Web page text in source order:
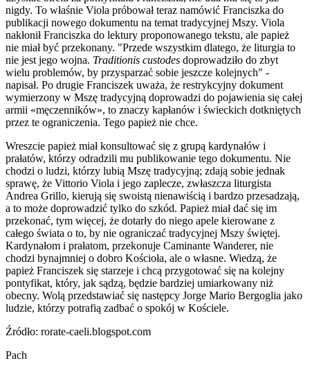
nigdy. To właśnie Viola próbował teraz namówić Franciszka do
publikacji nowego dokumentu na temat tradycyjnej Mszy. Viola
nakłonił Franciszka do lektury proponowanego tekstu, ale papież
nie miał być przekonany. "Przede wszystkim dlatego, że liturgia to
nie jest jego wojna. Traditionis custodes doprowadziło do zbyt
wielu problemów, by przysparzać sobie jeszcze kolejnych" -
napisał. Po drugie Franciszek uważa, że restrykcyjny dokument
wymierzony w Mszę tradycyjną doprowadzi do pojawienia się całej
armii «męczenników», to znaczy kapłanów i świeckich dotkniętych
przez te ograniczenia. Tego papież nie chce.
Wreszcie papież miał konsultować się z grupą kardynałów i
prałatów, którzy odradzili mu publikowanie tego dokumentu. Nie
chodzi o ludzi, którzy lubią Mszę tradycyjną; zdają sobie jednak
sprawę, że Vittorio Viola i jego zaplecze, zwłaszcza liturgista
Andrea Grillo, kierują się swoistą nienawiścią i bardzo przesadzają,
a to może doprowadzić tylko do szkód. Papież miał dać się im
przekonać, tym więcej, że dotarły do niego apele kierowane z
całego świata o to, by nie ograniczać tradycyjnej Mszy świętej.
Kardynałom i prałatom, przekonuje Caminante Wanderer, nie
chodzi bynajmniej o dobro Kościoła, ale o własne. Wiedzą, że
papież Franciszek się starzeje i chcą przygotować się na kolejny
pontyfikat, który, jak sądzą, będzie bardziej umiarkowany niż
obecny. Wolą przedstawiać się następcy Jorge Mario Bergoglia jako
ludzie, którzy potrafią zadbać o spokój w Kościele.
Źródło: rorate-caeli.blogspot.com
Pach